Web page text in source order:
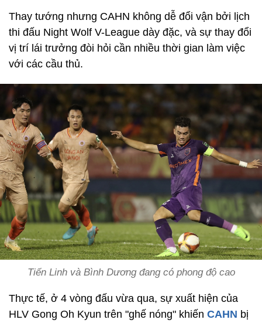
Thay tướng nhưng CAHN không dễ đổi vận bởi lịch
thi đấu Night Wolf V-League dày đặc, và sự thay đổi
vị trí lái trưởng đòi hỏi cần nhiều thời gian làm việc
với các cầu thủ.
Tiến Linh và Bình Dương đang có phong độ cao
Thực tế, ở 4 vòng đấu vừa qua, sự xuất hiện của
HLV Gong Oh Kyun trên "ghế nóng" khiến CAHN bị